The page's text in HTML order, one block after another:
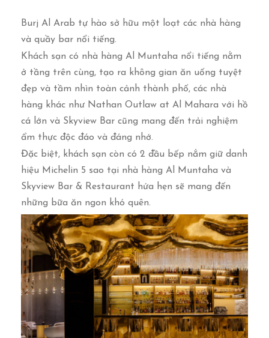
Burj Al Arab tự hào sở hữu một loạt các nhà hàng
và quầy bar nổi tiếng.
Khách sạn có nhà hàng Al Muntaha nổi tiếng nằm
ở tầng trên cùng, tạo ra không gian ăn uống tuyệt
đẹp và tầm nhìn toàn cảnh thành phố, các nhà
hàng khác như Nathan Outlaw at Al Mahara với hồ
cá lớn và Skyview Bar cũng mang đến trải nghiệm
ẩm thực độc đáo và đáng nhớ.
Đặc biệt, khách sạn còn có 2 đầu bếp nắm giữ danh
hiệu Michelin 5 sao tại nhà hàng Al Muntaha và
Skyview Bar & Restaurant hứa hẹn sẽ mang đến
những bữa ăn ngon khó quên.